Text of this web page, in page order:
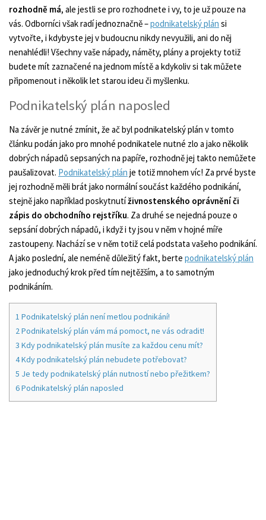
rozhodně má, ale jestli se pro rozhodnete i vy, to je už pouze na
vás. Odborníci však radí jednoznačně –podnikatelský plán si
vytvořte, i kdybyste jej v budoucnu nikdy nevyužili, ani do něj
nenahlédli! Všechny vaše nápady, náměty, plány a projekty totiž
budete mít zaznačené na jednom místě a kdykoliv si tak můžete
připomenout i několik let starou ideu či myšlenku.
Podnikatelský plán naposled
Na závěr je nutné zmínit, že ač byl podnikatelský plán v tomto
článku podán jako pro mnohé podnikatele nutné zlo a jako několik
dobrých nápadů sepsaných na papíře, rozhodně jej takto nemůžete
paušalizovat. Podnikatelský plán je totiž mnohem víc! Za prvé byste
jej rozhodně měli brát jako normální součást každého podnikání,
stejně jako například poskytnutíživnostenského oprávnění či
zápis do obchodního rejstříku. Za druhé se nejedná pouze o
sepsání dobrých nápadů, i když i ty jsou v něm v hojné míře
zastoupeny. Nachází se v něm totiž celá podstata vašeho podnikání.
A jako poslední, ale neméně důležitý fakt, berte podnikatelský plán
jako jednoduchý krok před tím nejtěžším, a to samotným
podnikáním.
1 Podnikatelský plán není metlou podnikání!
2Podnikatelský plán vám má pomoct, ne vás odradit!
3 Kdy podnikatelský plán musíte za každou cenu mít?
4Kdy podnikatelský plán nebudete potřebovat?
5 Je tedy podnikatelský plán nutností nebo přežitkem?
6Podnikatelský plán naposled